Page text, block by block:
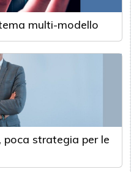
multi-modello
strategia per le